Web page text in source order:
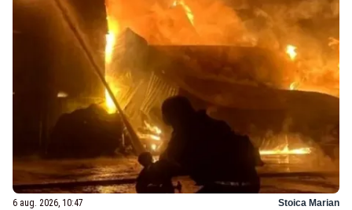
6 aug. 2026, 10:47 Stoica Marian